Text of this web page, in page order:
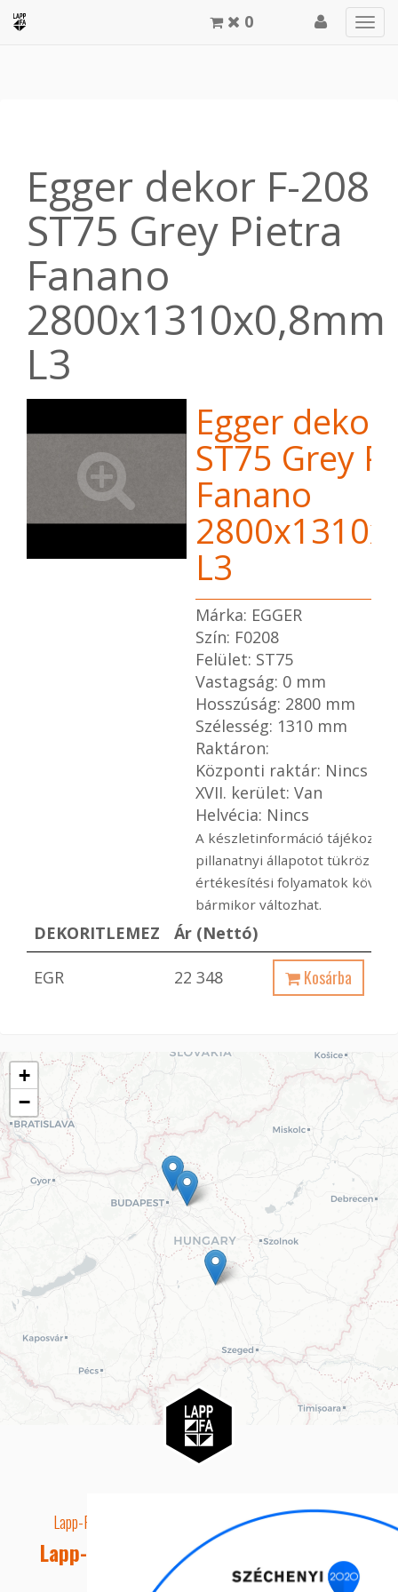
0
Egger dekor F-208
ST75 Grey Pietra
Fanano
2800x1310x0,8mm
L3
Egger dekor
ST75 Grey
Fanano
L3
Márka: EGGER
Szín: F0208
Felület: ST75
Vastagság: 0 mm
Hosszúság: 2800 mm
Szélesség: 1310 mm
Raktáron:
Központi raktár: Nincs
XVII. kerület: Van
Helvécia: Nincs
A készletinformáció
pillanatnyi állapotot tükröz
értékesítési folyamatok
bármikor változhat.
DEKORITLEMEZ Ár (Nettó)
EGR 22 348 Kosárba
+
−
Lapp-Fa EUTR technikai azonosító száma: AA5849163
Lapp-fa Kft. Webshop Ügyfélszolgálat
Telefon: +36 20 8515050